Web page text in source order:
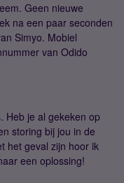
Geen nieuwe
na een paar seconden
Simyo. Mobiel
van Odido
Heb je al gekeken op
storing bij jou in de
het geval zijn hoor ik
een oplossing!